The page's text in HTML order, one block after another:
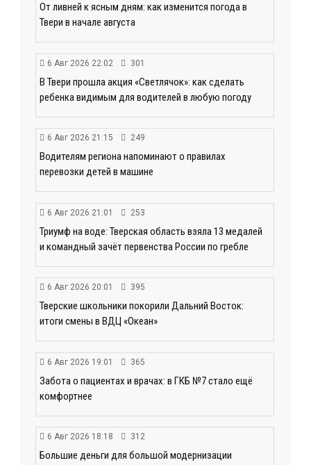
От ливней к ясным дням: как изменится погода в
Твери в начале августа
6 Авг 2026 22:02 301
В Твери прошла акция «Светлячок»: как сделать
ребенка видимым для водителей в любую погоду
6 Авг 2026 21:15 249
Водителям региона напоминают о правилах
перевозки детей в машине
6 Авг 2026 21:01 253
Триумф на воде: Тверская область взяла 13 медалей
и командный зачёт первенства России по гребле
6 Авг 2026 20:01 395
Тверские школьники покорили Дальний Восток:
итоги смены в ВДЦ «Океан»
6 Авг 2026 19:01 365
Забота о пациентах и врачах: в ГКБ №7 стало ещё
комфортнее
6 Авг 2026 18:18 312
Большие деньги для большой модернизации